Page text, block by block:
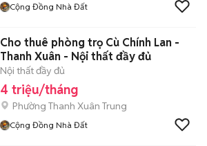
Cộng Đồng Nhà Đất
Cho thuê phòng trọ Cù Chính Lan -
Thanh Xuân - Nội thất đầy đủ
Nội thất đầy đủ
4 triệu/tháng
Phường Thanh Xuân Trung
Cộng Đồng Nhà Đất